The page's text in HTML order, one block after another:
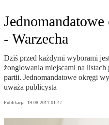
- Warzecha
Dziś przed każdymi wyborami
żonglowania miejscami na
partii. Jednomandatowe okręgi
uważa publicysta
Publikacja: 19.08.2011 01:47